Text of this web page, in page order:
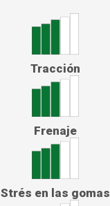
Tracción
Frenaje
Strés en las gomas